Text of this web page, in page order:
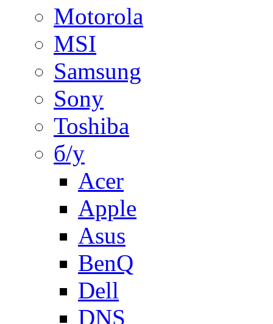
Motorola
MSI
Samsung
Sony
Toshiba
б/у
Acer
Apple
Asus
BenQ
Dell
DNS